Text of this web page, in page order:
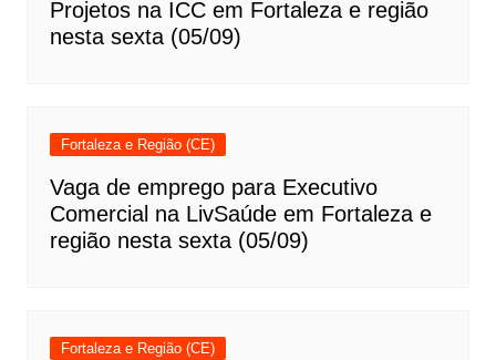
Projetos na ICC em Fortaleza e região
nesta sexta (05/09)
Fortaleza e Região (CE)
Vaga de emprego para Executivo
Comercial na LivSaúde em Fortaleza e
região nesta sexta (05/09)
Fortaleza e Região (CE)